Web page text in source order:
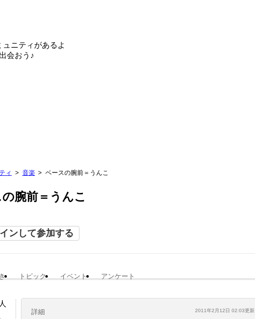
ニティがあるよ
会おう♪
ィ 音楽 ベースの腕前＝うんこ
腕前＝うんこ
ンして参加する
トピック イベント アンケート
詳細 2011年2月12日 02:03更新